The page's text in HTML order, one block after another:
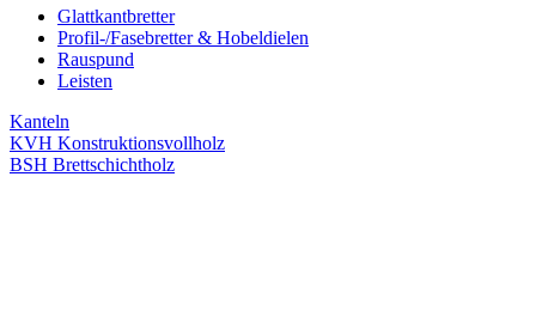
Glattkantbretter
Profil-/Fasebretter & Hobeldielen
Rauspund
Leisten
Kanteln
KVH Konstruktionsvollholz
BSH Brettschichtholz